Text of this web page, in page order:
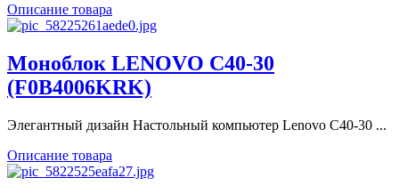
Описание товара
Моноблок LENOVO C40-30
(F0B4006KRK)
Элегантный дизайн Настольный компьютер Lenovo C40-30 ...
Описание товара